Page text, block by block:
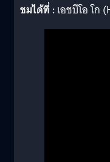
ชมได้ที่ :เอชบีโอ โก